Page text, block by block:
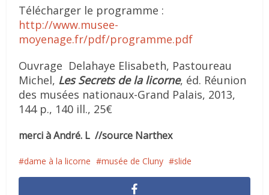
Télécharger le programme :
http://www.musee-
moyenage.fr/pdf/programme.pdf
Ouvrage Delahaye Elisabeth, Pastoureau
Michel, Les Secrets de la licorne, éd. Réunion
des musées nationaux-Grand Palais, 2013,
144 p., 140 ill., 25€
merci à André. L //source Narthex
dame à la licorne musée de Cluny slide